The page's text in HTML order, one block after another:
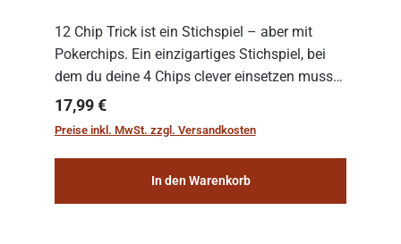
12 Chip Trick ist ein Stichspiel – aber mit
Pokerchips. Ein einzigartiges Stichspiel, bei
dem du deine 4 Chips clever einsetzen musst.
Wer die Chips mit dem höchsten Gesamtwert
hat, gewinnt die Runde. Aber Vorsicht: D...
Regulärer Preis:
17,99 €
Preise inkl. MwSt. zzgl. Versandkosten
In den Warenkorb